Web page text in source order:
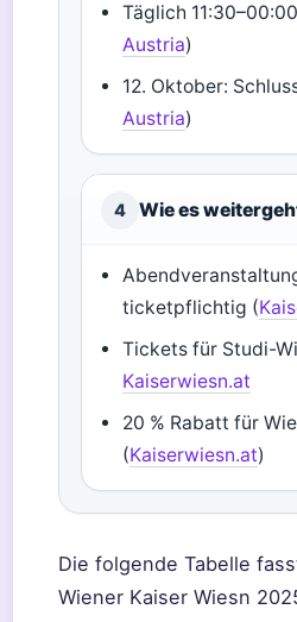
Täglich
Austria)
12. Oktober:
Austria)
4 Wie es
ticketpflichtig (
Tickets für Studi-
Kaiserwiesn.at
20 % Rabatt für
(Kaiserwiesn.at)
Die folgende Tabelle
Wiener Kaiser Wiesn